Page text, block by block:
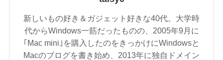
新しいもの好き＆ガジェット好きな40代。大学時
代からWindows一筋だったものの、2005年9月に
｢Mac mini｣を購入したのをきっかけにWindowsと
Macのブログを書き始め、2013年に独自ドメイン